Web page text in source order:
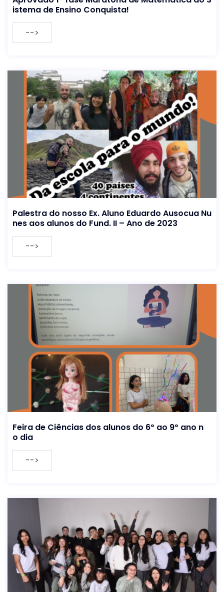
istema de Ensino Conquista!
-->
Palestra do nosso Ex. Aluno Eduardo Ausocua Nu
nes aos alunos do Fund. II – Ano de 2023
-->
Feira de Ciências dos alunos do 6º ao 9º ano n
o dia
-->